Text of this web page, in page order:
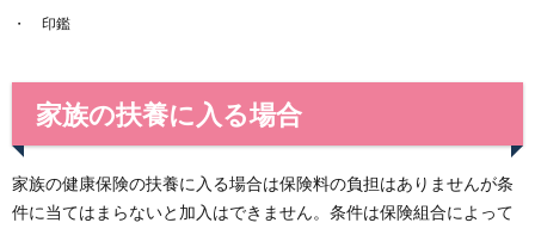
印鑑
家族の扶養に入る場合
家族の健康保険の扶養に入る場合は保険料の負担はありませんが条
件に当てはまらないと加入はできません。条件は保険組合によって